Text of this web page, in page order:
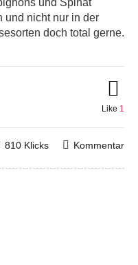
und nicht nur in der
doch total gerne.
Like 1
Kommentar
810 Klicks